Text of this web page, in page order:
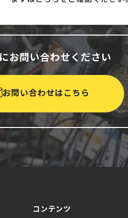
お問い合わせください
お問い合わせはこちら
コンテンツ